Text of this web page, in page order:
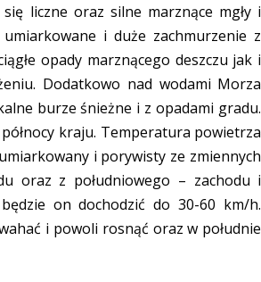
liczne oraz silne marznące mgły i
i duże zachmurzenie z
opady marznącego deszczu jak i
Dodatkowo nad wodami Morza
burze śnieżne i z opadami gradu.
kraju. Temperatura powietrza
i porywisty ze zmiennych
oraz z południowego – zachodu i
on dochodzić do 30-60 km/h.
i powoli rosnąć oraz w południe